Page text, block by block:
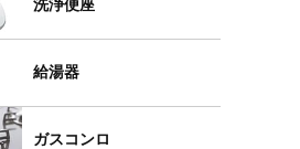
洗浄便座
給湯器
ガスコンロ